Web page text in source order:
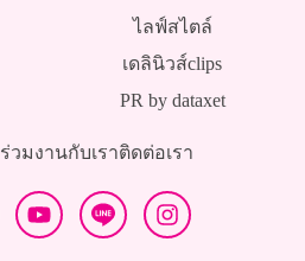
ไลฟ์สไตล์
เดลินิวส์clips
PR by dataxet
ร่วมงานกับเราติดต่อเรา